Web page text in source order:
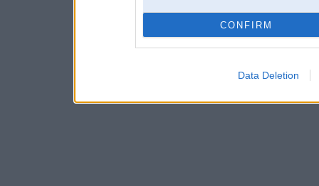
CONFIRM
Data Deletion